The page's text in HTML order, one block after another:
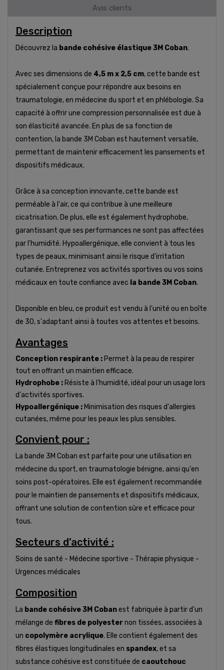
Avis clients
Description
Découvrez la bande cohésive élastique 3M Coban.
Avec ses dimensions de 4,5 m x 2,5 cm, cette bande est
spécialement conçue pour répondre aux besoins en
traumatologie, en médecine du sport et en phlébologie. Sa
capacité à offrir une compression personnalisée est due à
son élasticité avancée. En plus de sa fonction de
contention, la bande 3M Coban est hautement versatile,
permettant de maintenir efficacement les pansements et
dispositifs médicaux.
Grâce à sa conception innovante, cette bande est
perméable à l'air, ce qui contribue à une meilleure
cicatrisation. De plus, elle est également hydrophobe,
garantissant que ses performances ne sont pas affectées
par l'humidité. Hypoallergénique, elle convient à tous les
types de peaux, minimisant ainsi le risque d'irritation
cutanée. Entreprenez vos activités sportives ou vos soins
médicaux en toute confiance avec la bande 3M Coban.
Disponible en bleu, ce produit est vendu à l'unité ou en boîte
de 30, s'adaptant ainsi à toutes vos attentes et besoins.
Avantages
Conception respirante : Permet à la peau de respirer
tout en offrant un maintien efficace.
Hydrophobe : Résiste à l'humidité, idéal pour un usage lors
d'activités sportives.
Hypoallergénique : Minimisation des risques d'allergies
cutanées, même pour les peaux les plus sensibles.
Convient pour :
La bande 3M Coban est parfaite pour une utilisation en
médecine du sport, en traumatologie bénigne, ainsi qu'en
soins post-opératoires. Elle est également recommandée
pour le maintien de pansements et dispositifs médicaux,
offrant une solution de contention sûre et efficace pour
tous.
Secteurs d’activité :
Soins de santé - Médecine sportive - Thérapie physique -
Urgences médicales
Composition
La bande cohésive 3M Cobanest fabriquée à partir d'un
mélange de fibres de polyesternon tissées, associées à
un copolymère acrylique. Elle contient également des
fibres élastiques longitudinales en spandex, et sa
substance cohésive est constituée de caoutchouc